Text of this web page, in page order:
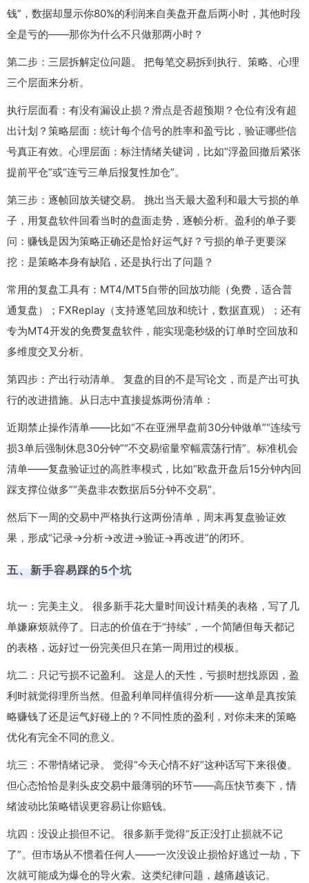
钱”，数据却显示你80%的利润来自美盘开盘后两小时，其他时段
全是亏的——那你为什么不只做那两小时？
第二步：三层拆解定位问题。 把每笔交易拆到执行、策略、心理
三个层面来分析。
执行层面看：有没有漏设止损？滑点是否超预期？仓位有没有超
出计划？策略层面：统计每个信号的胜率和盈亏比，验证哪些信
号真正有效。心理层面：标注情绪关键词，比如“浮盈回撤后紧张
提前平仓”或“连亏三单后报复性加仓”。
第三步：逐帧回放关键交易。 挑出当天最大盈利和最大亏损的单
子，用复盘软件回看当时的盘面走势，逐帧分析。盈利的单子要
问：赚钱是因为策略正确还是恰好运气好？亏损的单子更要深
挖：是策略本身有缺陷，还是执行出了问题？
常用的复盘工具有：MT4/MT5自带的回放功能（免费，适合普
通复盘）；FXReplay（支持逐笔回放和统计，数据直观）；还有
专为MT4开发的免费复盘软件，能实现毫秒级的订单时空回放和
多维度交叉分析。
第四步：产出行动清单。 复盘的目的不是写论文，而是产出可执
行的改进措施。从日志中直接提炼两份清单：
近期禁止操作清单——比如“不在亚洲早盘前30分钟做单”“连续亏
损3单后强制休息30分钟”“不交易缩量窄幅震荡行情”。标准机会
清单——复盘验证过的高胜率模式，比如“欧盘开盘后15分钟内回
踩支撑位做多”“美盘非农数据后5分钟不交易”。
然后下一周的交易中严格执行这两份清单，周末再复盘验证效
果，形成“记录→分析→改进→验证→再改进”的闭环。
五、新手容易踩的5个坑
坑一：完美主义。 很多新手花大量时间设计精美的表格，写了几
单嫌麻烦就停了。日志的价值在于“持续”，一个简陋但每天都记
的表格，远好过一份完美但只在第一周用过的模板。
坑二：只记亏损不记盈利。 这是人的天性，亏损时想找原因，盈
利时就觉得理所当然。但盈利单同样值得分析——这单是真按策
略赚钱了还是运气好碰上的？不同性质的盈利，对你未来的策略
优化有完全不同的意义。
坑三：不带情绪记录。 觉得“今天心情不好”这种话写下来很傻。
但心态恰恰是剥头皮交易中最薄弱的环节——高压快节奏下，情
绪波动比策略错误更容易让你赔钱。
坑四：没设止损但不记。 很多新手觉得“反正没打止损就不记
了”。但市场从不惯着任何人——一次没设止损恰好逃过一劫，下
次就可能成为爆仓的导火索。这类纪律问题，越痛越该记。